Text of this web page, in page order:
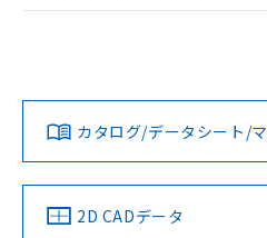
ログイン/
ダウンロードデータをご利用い
みください。
ソフトウェアの使用条件
EU RoHS 注意事項・凡例
対応済み
中国 RoHS 注意事項・凡例
LR型式承認
（イギリス
船舶規格）
DNV型式承認
（ノルウェー
カタログ/データシート/
2D CADデータ